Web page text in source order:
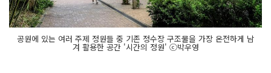
공원에 있는 여러 주제 정원들 중 기존 정수장 구조물을 가장 온전하게 남
겨 활용한 공간 '시간의 정원' ⓒ박우영